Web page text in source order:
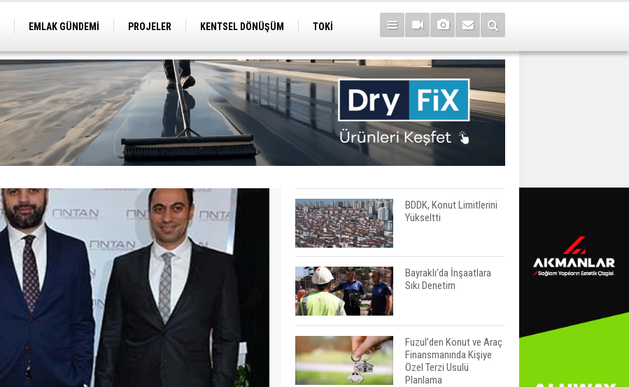
EMLAK GÜNDEMİ PROJELER KENTSEL DÖNÜŞÜM
TOKİ
BDDK, Konut Limitlerini
Yükseltti
Bayraklı’da İnşaatlara
Sıkı Denetim
Fuzul’den Konut ve Araç
Finansmanında Kişiye
Özel Terzi Usulü
Planlama